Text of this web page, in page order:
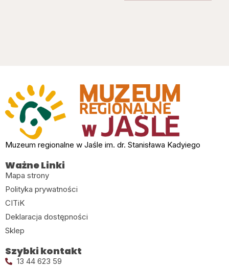
Muzeum regionalne w Jaśle im. dr. Stanisława Kadyiego
Ważne Linki
Mapa strony
Polityka prywatności
CITiK
Deklaracja dostępności
Sklep
Szybki kontakt
13 44 623 59